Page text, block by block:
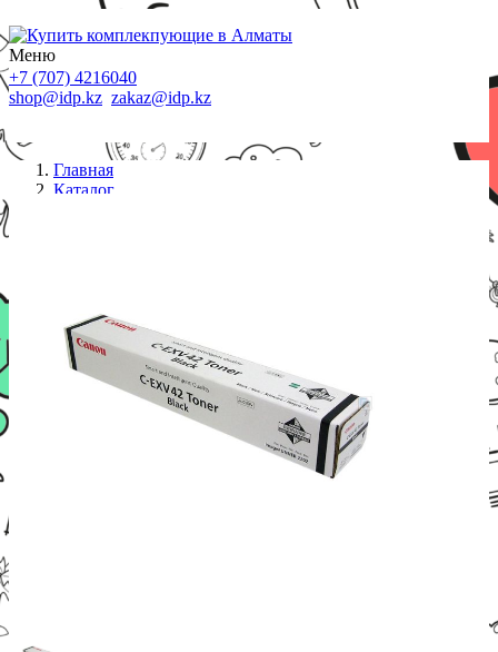
Меню
+7 (707) 4216040
shop@idp.kz zakaz@idp.kz
Главная
Каталог